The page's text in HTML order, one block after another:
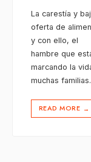
La carestía y
oferta de
y con ello, el
hambre que
marcando la
muchas familias.
READ MORE →